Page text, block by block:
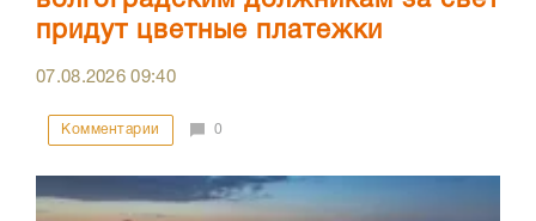
придут цветные платежки
07.08.202609:40
Комментарии 0